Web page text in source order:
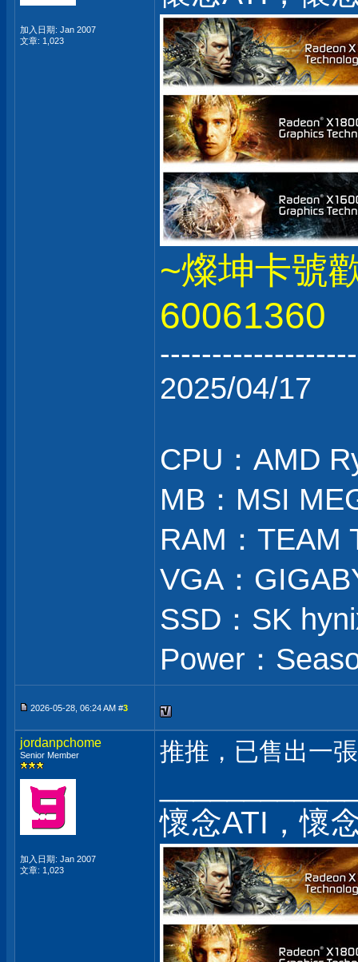
加入日期: Jan 2007
文章: 1,023
~燦坤卡號
60061360
2025/04/17
CPU：AMD
MB：MSI
RAM：TEAM
VGA：
SSD：SK
Power：
2026-05-28, 06:24 AM #3
jordanpchome
Senior Member
加入日期: Jan 2007
文章: 1,023
推推，已售出一
懷念ATI，懷